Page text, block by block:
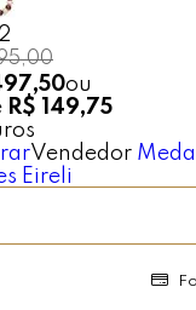
ou
R$ 149,75
Vendedor
Eireli